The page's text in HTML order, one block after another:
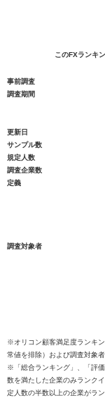
このFXランキ
事前調査
調査期間
更新日
サンプル数
規定人数
調査企業数
定義
調査対象者
※オリコン顧客満足度ランキ
常値を排除）および調査対象
※「総合ランキング」、「評
数を満たした企業のみランク
定人数の半数以上の企業がラ